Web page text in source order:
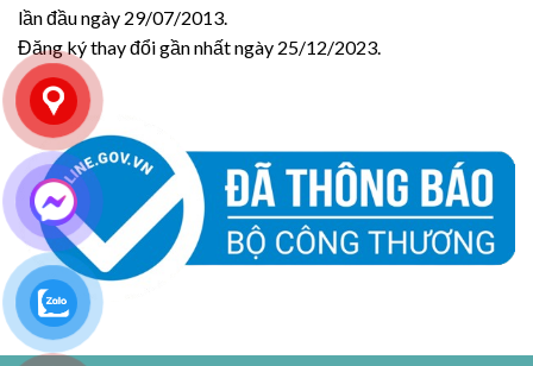
lần đầu ngày 29/07/2013.
Đăng ký thay đổi gần nhất ngày 25/12/2023.